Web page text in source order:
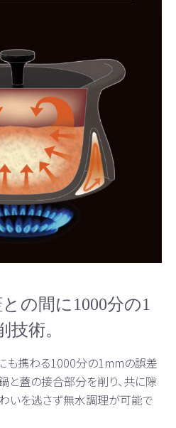
の間に1000分の1
技術。
も携わる1000分の1mmの誤差
と蓋の接合部分を削り、共に隙
いを逃さず無水調理が可能で